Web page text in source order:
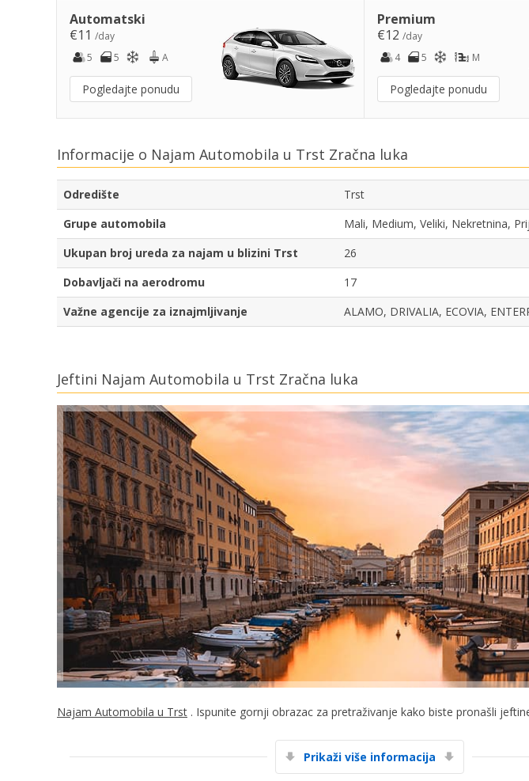
Posebni popusti
Pristupite
Automatski
€11 /day
5
5 A
Pogledajte ponudu
Premium
€12/day
4
5 M
Pogledajte ponudu
Informacije o Najam Automobila u Trst Zračna luka
Odredište
Trst
Grupe automobila
Mali, Medium, Veliki, Nekretnina,
Ukupan broj ureda za najam u blizini Trst
26
Dobavljači na aerodromu
17
Važne agencije za iznajmljivanje
ALAMO, DRIVALIA, ECOVIA,
Jeftini Najam Automobila u Trst Zračna luka
Najam Automobila u Trst . Ispunite gornji obrazac za pretraživanje kako biste pronašli
Prikaži više informacija